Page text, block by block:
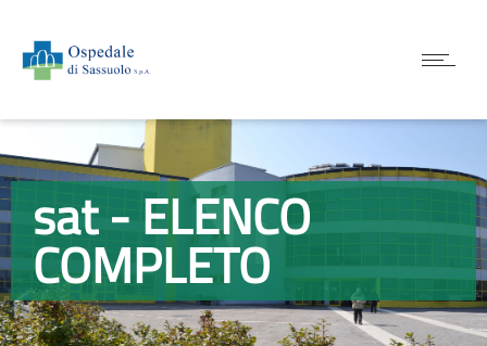
sat - ELENCO
COMPLETO